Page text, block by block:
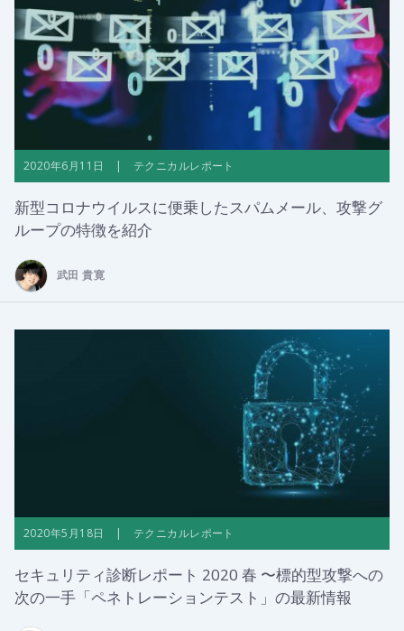
2020年6月11日 | テクニカルレポート
新型コロナウイルスに便乗したスパムメール、攻撃グ
ループの特徴を紹介
武田 貴寛
2020年5月18日 | テクニカルレポート
セキュリティ診断レポート 2020 春 〜標的型攻撃への
次の一手「ペネトレーションテスト」の最新情報